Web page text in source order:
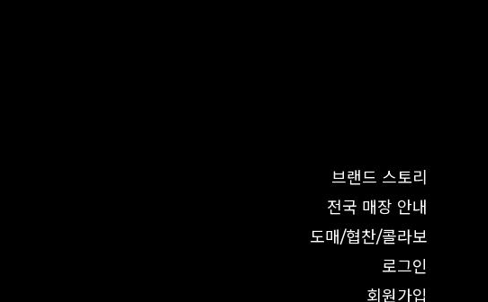
브랜드 스토리
전국 매장 안내
도매/협찬/콜라보
로그인
회원가입